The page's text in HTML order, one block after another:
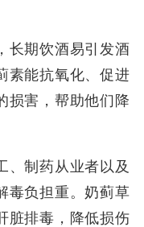
长期饮酒易引发酒
素能抗氧化、促进
损害，帮助他们降
、制药从业者以及
毒负担重。奶蓟草
脏排毒，降低损伤